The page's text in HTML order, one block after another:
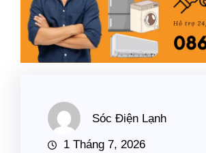
Sóc Điện Lạnh
1 Tháng 7, 2026